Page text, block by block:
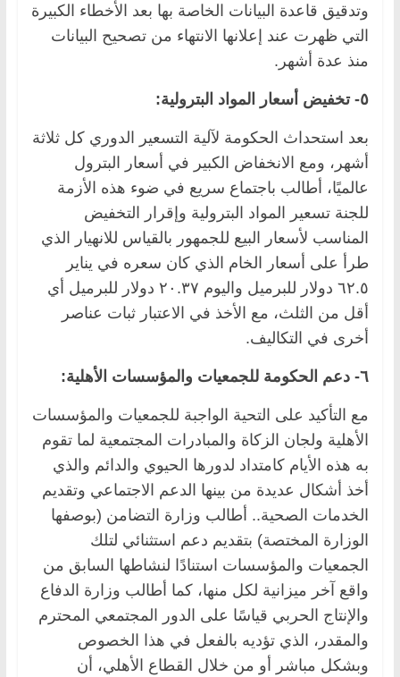
وتدقيق قاعدة البيانات الخاصة بها بعد الأخطاء الكبيرة
التي ظهرت عند إعلانها الانتهاء من تصحيح البيانات
منذ عدة أشهر.
٥- تخفيض أسعار المواد البترولية:
بعد استحداث الحكومة لآلية التسعير الدوري كل ثلاثة
أشهر، ومع الانخفاض الكبير في أسعار البترول
عالميًا، أطالب باجتماع سريع في ضوء هذه الأزمة
للجنة تسعير المواد البترولية وإقرار التخفيض
المناسب لأسعار البيع للجمهور بالقياس للانهيار الذي
طرأ على أسعار الخام الذي كان سعره في يناير
٦٢.٥ دولار للبرميل واليوم ٢٠.٣٧ دولار للبرميل أي
أقل من الثلث، مع الأخذ في الاعتبار ثبات عناصر
أخرى في التكاليف.
٦- دعم الحكومة للجمعيات والمؤسسات الأهلية:
مع التأكيد على التحية الواجبة للجمعيات والمؤسسات
الأهلية ولجان الزكاة والمبادرات المجتمعية لما تقوم
به هذه الأيام كامتداد لدورها الحيوي والدائم والذي
أخذ أشكال عديدة من بينها الدعم الاجتماعي وتقديم
الخدمات الصحية.. أطالب وزارة التضامن (بوصفها
الوزارة المختصة) بتقديم دعم استثنائي لتلك
الجمعيات والمؤسسات استنادًا لنشاطها السابق من
واقع آخر ميزانية لكل منها، كما أطالب وزارة الدفاع
والإنتاج الحربي قياسًا على الدور المجتمعي المحترم
والمقدر، الذي تؤديه بالفعل في هذا الخصوص
وبشكل مباشر أو من خلال القطاع الأهلي، أن